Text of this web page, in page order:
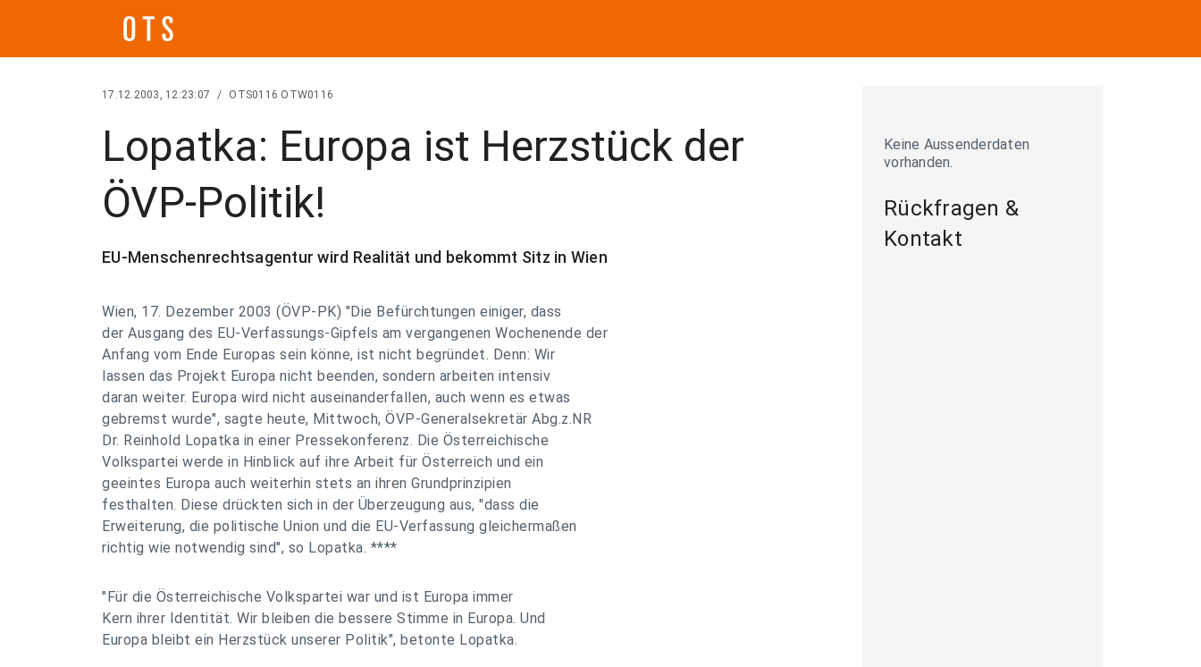
17.12.2003, 12:23:07 / OTS0116 OTW0116
Lopatka: Europa ist Herzstück der
ÖVP-Politik!
EU-Menschenrechtsagentur wird Realität und bekommt Sitz in Wien
Wien, 17. Dezember 2003 (ÖVP-PK) "Die Befürchtungen einiger, dass
der Ausgang des EU-Verfassungs-Gipfels am vergangenen Wochenende der
Anfang vom Ende Europas sein könne, ist nicht begründet. Denn: Wir
lassen das Projekt Europa nicht beenden, sondern arbeiten intensiv
daran weiter. Europa wird nicht auseinanderfallen, auch wenn es etwas
gebremst wurde", sagte heute, Mittwoch, ÖVP-Generalsekretär Abg.z.NR
Dr. Reinhold Lopatka in einer Pressekonferenz. Die Österreichische
Volkspartei werde in Hinblick auf ihre Arbeit für Österreich und ein
geeintes Europa auch weiterhin stets an ihren Grundprinzipien
festhalten. Diese drückten sich in der Überzeugung aus, "dass die
Erweiterung, die politische Union und die EU-Verfassung gleichermaßen
richtig wie notwendig sind", so Lopatka. ****
"Für die Österreichische Volkspartei war und ist Europa immer
Kern ihrer Identität. Wir bleiben die bessere Stimme in Europa. Und
Europa bleibt ein Herzstück unserer Politik", betonte Lopatka.
Keine Aussenderdaten
vorhanden.
Rückfragen &
Kontakt